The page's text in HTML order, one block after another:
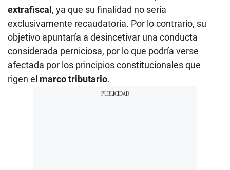
extrafiscal, ya que su finalidad no sería
exclusivamente recaudatoria. Por lo contrario, su
objetivo apuntaría a desincetivar una conducta
considerada perniciosa, por lo que podría verse
afectada por los principios constitucionales que
rigen el marco tributario.